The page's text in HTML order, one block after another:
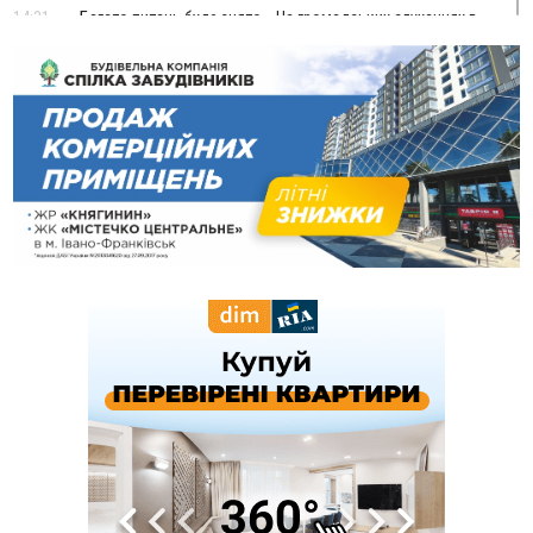
14:31
«Багато питань буде знято». На громадських слуханнях в
Яремче обговорили, як вирішити питання джипінгу в
Карпатах
13:54
5 «тихих» хвороб, які виявляє профілактичне обстеження
13:30
ФОТО На Надрічній тривають останні приготування до
нового руху
12:57
У Франківську зафіксували найбільшу спеку за всю історію
спостережень
12:24
Лікування наркоманії Київ: чому важливо розпочати
терапію якомога раніше
тисяч гривень у валюті, засудили до 5 років
Податкова передасть в Міноборони для "Оберегу" дані про
чоловіків 18–60 років
Водійка, яку на Сухомлинського побив інший керманич,
відмовилася від обвинувачення — справу закрили
У Франківську, Коломиї, Долині та Яремче 6 серпня
зафіксували рекордну спеку
Змушував надсилати інтимні фото: на Прикарпатті
затримали підозрюваного у розбещенні малолітньої